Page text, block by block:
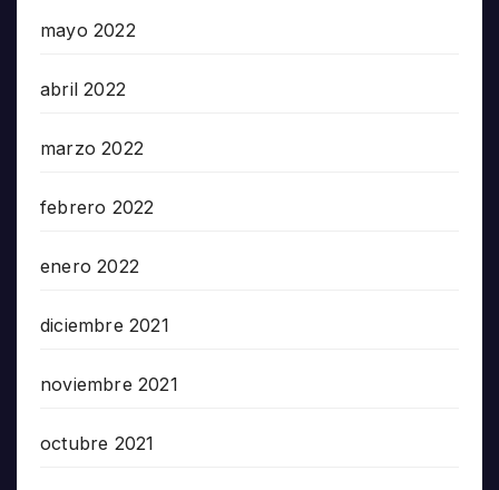
mayo 2022
abril 2022
marzo 2022
febrero 2022
enero 2022
diciembre 2021
noviembre 2021
octubre 2021